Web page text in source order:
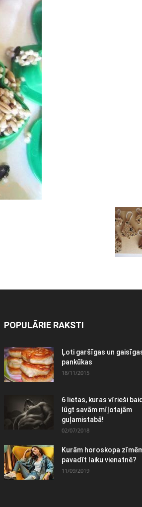
POPULĀRIE RAKSTI
Ļoti garšīgas un
pankūkas
18/11/2015
6 lietas, kuras vīrieši
lūgt savām mīļotajām
guļamistabā!
02/07/2018
Kurām horoskopa
pavadīt laiku vienatnē?
11/09/2019